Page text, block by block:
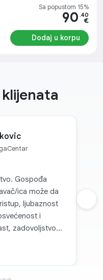
Sa popustom 15%
90 .40
€
Dodaj u korpu
Gospođa
ica može da
ljubaznost
i
zadovoljstvo je